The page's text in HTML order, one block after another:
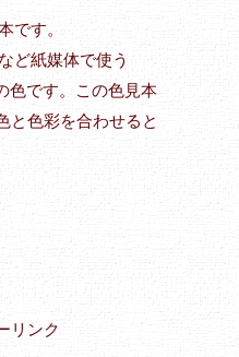
です。
ど紙媒体で使う
色です。この色見本
と色彩を合わせると
リンク